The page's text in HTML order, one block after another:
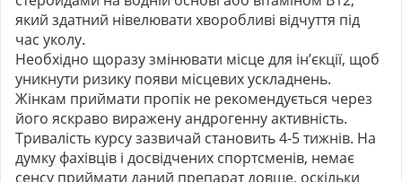
який здатний нівелювати хворобливі відчуття під
час уколу.
Необхідно щоразу змінювати місце для ін’єкції, щоб
уникнути ризику появи місцевих ускладнень.
Жінкам приймати пропік не рекомендується через
його яскраво виражену андрогенну активність.
Тривалість курсу зазвичай становить 4-5 тижнів. На
думку фахівців і досвідчених спортсменів, немає
сенсу приймати даний препарат довше, оскільки